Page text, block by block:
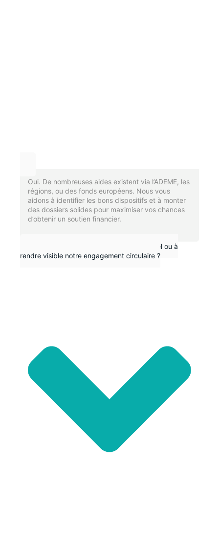
Oui. De nombreuses aides existent via l’ADEME, les
régions, ou des fonds européens. Nous vous
aidons à identifier les bons dispositifs et à monter
des dossiers solides pour maximiser vos chances
d’obtenir un soutien financier.
Pouvez-vous nous aider à obtenir un label ou à
rendre visible notre engagement circulaire ?